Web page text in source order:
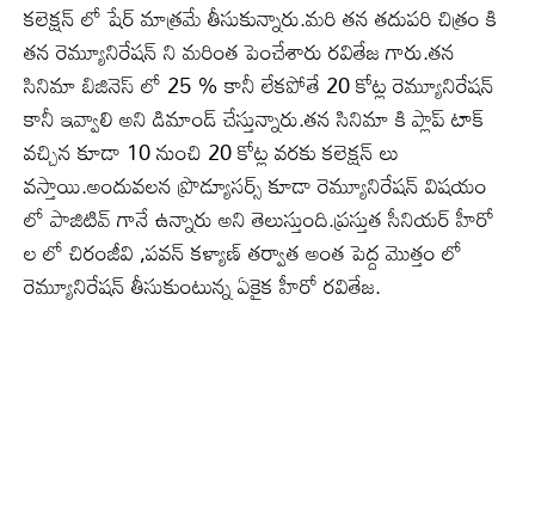
కలెక్షన్ లో షేర్ మాత్రమే తీసుకున్నారు.మరి తన తదుపరి చిత్రం కి
తన రెమ్యూనిరేషన్ ని మరింత పెంచేశారు రవితేజ గారు.తన
సినిమా బిజినెస్ లో 25 % కానీ లేకపోతే 20 కోట్ల రెమ్యూనిరేషన్
కానీ ఇవ్వాలి అని డిమాండ్ చేస్తున్నారు.తన సినిమా కి ప్లాప్ టాక్
వచ్చిన కూడా 10 నుంచి 20 కోట్ల వరకు కలెక్షన్ లు
వస్తాయి.అందువలన ప్రొడ్యూసర్స్ కూడా రెమ్యూనిరేషన్ విషయం
లో పాజిటివ్ గానే ఉన్నారు అని తెలుస్తుంది.ప్రస్తుత సీనియర్ హీరో
ల లో చిరంజీవి ,పవన్ కళ్యాణ్ తర్వాత అంత పెద్ద మొత్తం లో
రెమ్యూనిరేషన్ తీసుకుంటున్న ఏకైక హీరో రవితేజ.